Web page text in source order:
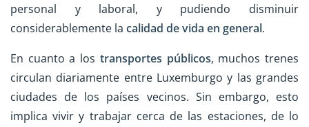
personal y laboral, y pudiendo disminuir
considerablemente la calidad de vida en general.
En cuanto a los transportes públicos, muchos trenes
circulan diariamente entre Luxemburgo y las grandes
ciudades de los países vecinos. Sin embargo, esto
implica vivir y trabajar cerca de las estaciones, de lo